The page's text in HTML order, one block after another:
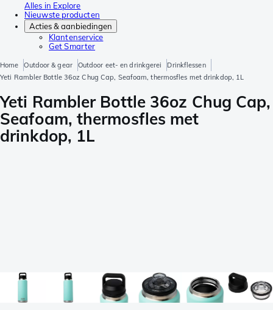
Alles in Explore
Nieuwste producten
Acties & aanbiedingen
Klantenservice
Get Smarter
Home Outdoor & gear Outdoor eet- en drinkgerei
Drinkflessen
Yeti Rambler Bottle 36oz Chug Cap, Seafoam, thermosfles met drinkdop, 1L
Yeti Rambler Bottle 36oz Chug Cap,
Seafoam, thermosfles met
drinkdop, 1L